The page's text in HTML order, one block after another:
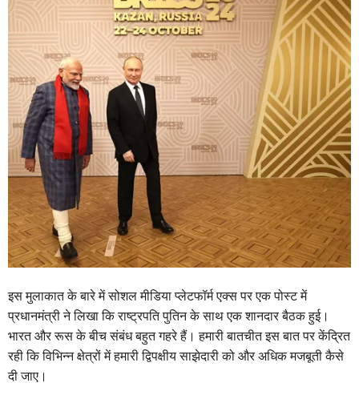
इस मुलाकात के बारे में सोशल मीडिया प्लेटफॉर्म एक्स पर एक पोस्ट में
प्रधानमंत्री ने लिखा कि राष्ट्रपति पुतिन के साथ एक शानदार बैठक हुई।
भारत और रूस के बीच संबंध बहुत गहरे हैं। हमारी बातचीत इस बात पर केंद्रित
रही कि विभिन्न क्षेत्रों में हमारी द्विपक्षीय साझेदारी को और अधिक मजबूती कैसे
दी जाए।